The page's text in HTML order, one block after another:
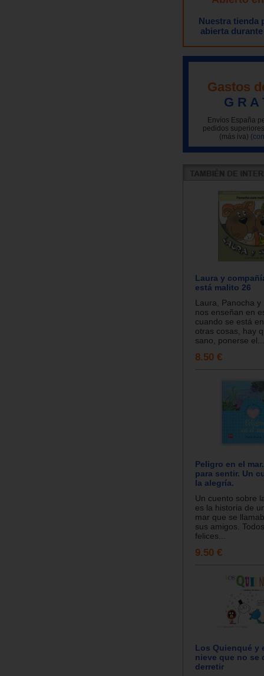
Nuestra tienda
abierta
Gastos
G R A
Envíos España
pedidos
(más iva)
Laura y
está malito 26
Laura, Panocha y
nos enseñan en
cuando se está
otras cosas, hay
sano, ponerse el...
8.50 €
Peligro en el
para sentir. Un
la alegría.
Un cuento sobre
es la historia de
mar que se
sus amigos.
felices...
9.50 €
Los Quienqué y
nieve que no se
derretir